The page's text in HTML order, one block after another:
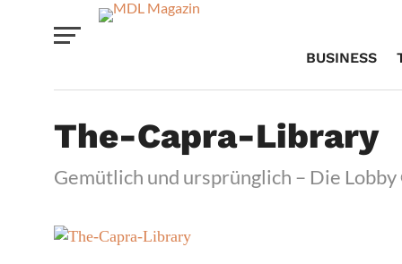
BUSINESS
The-Capra-Library
Gemütlich und ursprünglich – Die